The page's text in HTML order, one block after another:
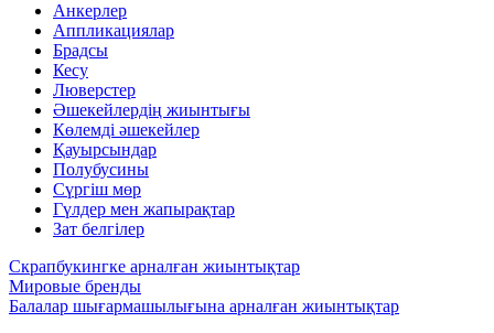
Анкерлер
Аппликациялар
Брадсы
Кесу
Люверстер
Әшекейлердің жиынтығы
Көлемді әшекейлер
Қауырсындар
Полубусины
Сүргіш мөр
Гүлдер мен жапырақтар
Зат белгілер
Скрапбукингке арналған жиынтықтар
Мировые бренды
Балалар шығармашылығына арналған жиынтықтар